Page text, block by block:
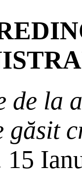
de la
găsit
15